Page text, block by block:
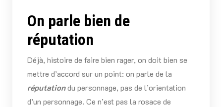
On parle bien de
réputation
Déjà, histoire de faire bien rager, on doit bien se
mettre d’accord sur un point: on parle de la
réputationdu personnage, pas de l’orientation
d’un personnage. Ce n’est pas la rosace de